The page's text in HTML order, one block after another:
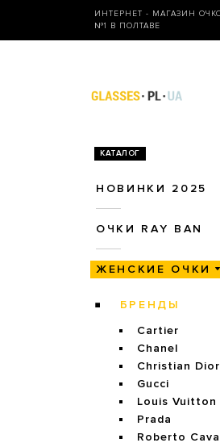
ИНТЕРНЕТ - МАГАЗИН
№1 В ПОЛТАВЕ
КАТАЛОГ
НОВИНКИ 2025
ОЧКИ RAY BAN
ЖЕНСКИЕ ОЧКИ
БРЕНДЫ
Cartier
Chanel
Christian Dior
Gucci
Louis Vuitton
Prada
Roberto